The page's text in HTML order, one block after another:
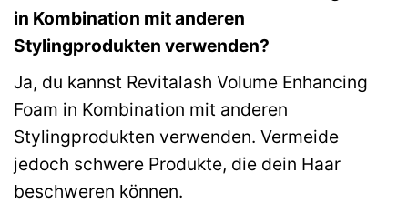
in Kombination mit anderen
Stylingprodukten verwenden?
Ja, du kannst Revitalash Volume Enhancing
Foam in Kombination mit anderen
Stylingprodukten verwenden. Vermeide
jedoch schwere Produkte, die dein Haar
beschweren können.